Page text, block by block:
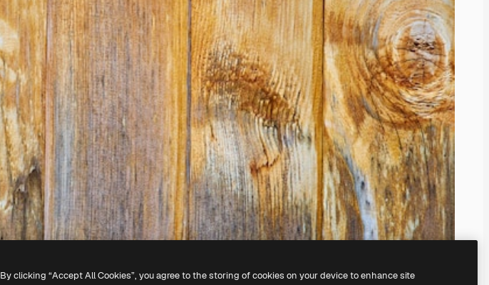
By clicking “Accept All Cookies”, you agree to the storing of cookies on your device to enhance site